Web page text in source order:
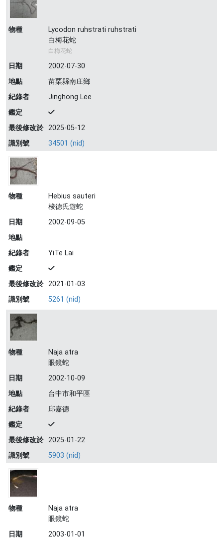
物種
Lycodon ruhstrati ruhstrati
白梅花蛇
白梅花蛇
日期
2002-07-30
地點
苗栗縣南庄鄉
紀錄者
Jinghong Lee
鑑定
最後修改於 2025-05-12
識別號
34501 (nid)
物種
Hebius sauteri
梭德氏遊蛇
日期
2002-09-05
地點
紀錄者
YiTe Lai
鑑定
最後修改於 2021-01-03
識別號
5261 (nid)
物種
Naja atra
眼鏡蛇
日期
2002-10-09
地點
台中市和平區
紀錄者
邱嘉德
鑑定
最後修改於 2025-01-22
識別號
5903 (nid)
物種
Naja atra
眼鏡蛇
日期
2003-01-01